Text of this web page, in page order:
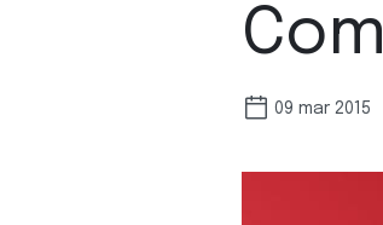
09 mar 2015